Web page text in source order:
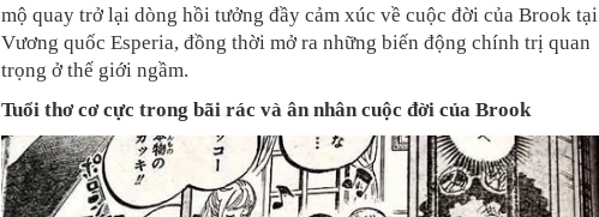
mộ quay trở lại dòng hồi tưởng đầy cảm xúc về cuộc đời của Brook tại
Vương quốc Esperia, đồng thời mở ra những biến động chính trị quan
trọng ở thế giới ngầm.
Tuổi thơ cơ cực trong bãi rác và ân nhân cuộc đời của Brook